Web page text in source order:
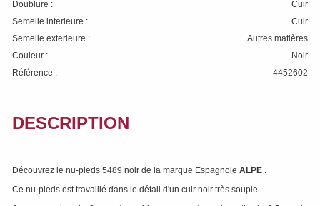
Doublure :
Cuir
Semelle interieure :
Cuir
Semelle exterieure :
Autres matières
Couleur :
Noir
Référence :
4452602
DESCRIPTION
Découvrez le nu-pieds 5489 noir de la marque Espagnole ALPE .
Ce nu-pieds est travaillé dans le détail d'un cuir noir très souple.